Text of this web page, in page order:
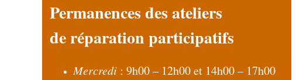
Permanences des ateliers
de réparation participatifs
Mercredi : 9h00 – 12h00 et 14h00 – 17h00